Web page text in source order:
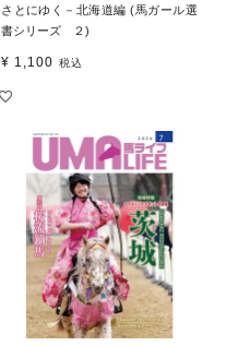
さとにゆく－北海道編 (馬ガール選
書シリーズ ２)
¥ 1,100 税込